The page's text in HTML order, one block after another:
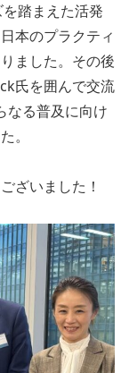
踏まえた活発
本のプラクティ
ました。その後
氏を囲んで交流
なる普及に向け
。
ざいました！